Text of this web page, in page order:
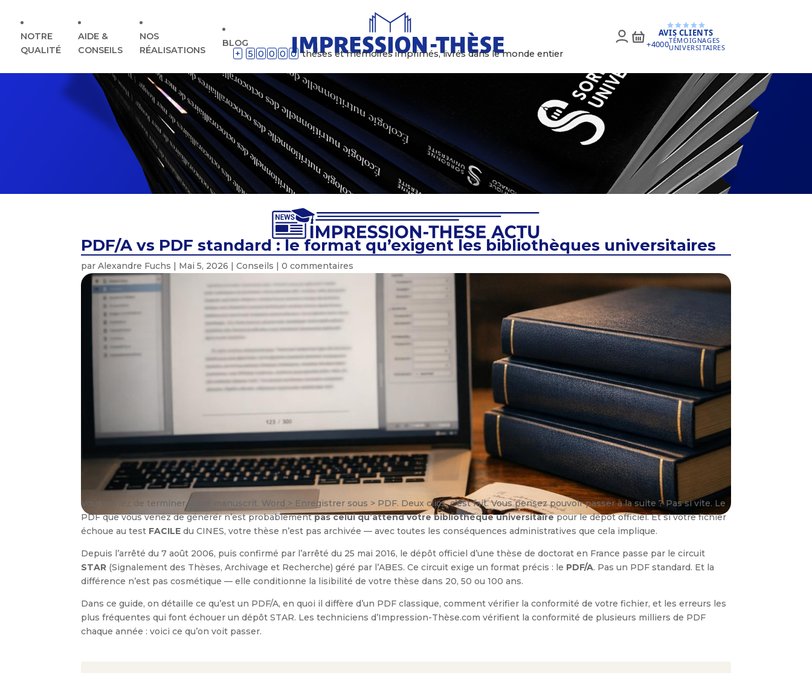
NOTRE
QUALITÉ
AIDE &
CONSEILS
NOS
RÉALISATIONS
BLOG
+
5 0 0 0 0 thèses et mémoires imprimés, livrés dans le monde entier
AVIS CLIENTS
+4000TÉMOIGNAGES
UNIVERSITAIRES
PDF/A vs PDF standard : le format qu’exigent les bibliothèques universitaires
parAlexandre Fuchs | Mai 5, 2026 |Conseils |0 commentaires
Vous venez de terminer votre manuscrit. Word > Enregistrer sous > PDF. Deux clics, c’est fait. Vous pensez pouvoir passer à la suite ? Pas si vite. Le
PDF que vous venez de générer n’est probablementpas celui qu’attend votre bibliothèque universitairepour le dépôt officiel. Et si votre fichier
échoue au test FACILE du CINES, votre thèse n’est pas archivée — avec toutes les conséquences administratives que cela implique.
Depuis l’arrêté du 7 août 2006, puis confirmé par l’arrêté du 25 mai 2016, le dépôt officiel d’une thèse de doctorat en France passe par le circuit
STAR (Signalement des Thèses, Archivage et Recherche) géré par l’ABES. Ce circuit exige un format précis : le PDF/A. Pas un PDF standard. Et la
différence n’est pas cosmétique — elle conditionne la lisibilité de votre thèse dans 20, 50 ou 100 ans.
Dans ce guide, on détaille ce qu’est un PDF/A, en quoi il diffère d’un PDF classique, comment vérifier la conformité de votre fichier, et les erreurs les
plus fréquentes qui font échouer un dépôt STAR. Les techniciens d’Impression-Thèse.com vérifient la conformité de plusieurs milliers de PDF
chaque année : voici ce qu’on voit passer.